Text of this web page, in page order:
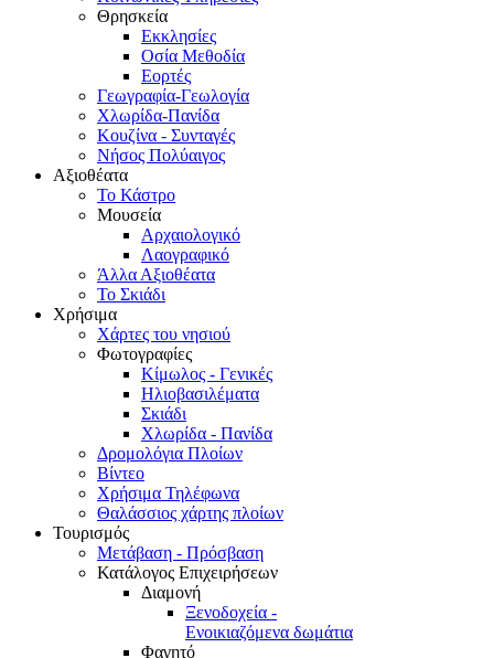
Θρησκεία
Εκκλησίες
Οσία Μεθοδία
Εορτές
Γεωγραφία-Γεωλογία
Χλωρίδα-Πανίδα
Κουζίνα - Συνταγές
Νήσος Πολύαιγος
Αξιοθέατα
Το Κάστρο
Μουσεία
Αρχαιολογικό
Λαογραφικό
Άλλα Αξιοθέατα
Το Σκιάδι
Χρήσιμα
Χάρτες του νησιού
Φωτογραφίες
Κίμωλος - Γενικές
Ηλιοβασιλέματα
Σκιάδι
Χλωρίδα - Πανίδα
Δρομολόγια Πλοίων
Βίντεο
Χρήσιμα Τηλέφωνα
Θαλάσσιος χάρτης πλοίων
Τουρισμός
Μετάβαση - Πρόσβαση
Κατάλογος Επιχειρήσεων
Διαμονή
Ξενοδοχεία -
Ενοικιαζόμενα δωμάτια
Φαγητό